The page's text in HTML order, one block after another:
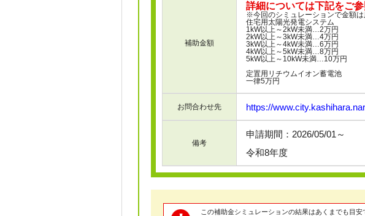
補助金額
詳細については下記をご参
※今回のシミュレーションで金額は
住宅用太陽光発電システム
1kW以上～2kW未満…2万円
2kW以上～3kW未満…4万円
3kW以上～4kW未満…6万円
4kW以上～5kW未満…8万円
5kW以上～10kW未満…10万円
定置用リチウムイオン蓄電池
一律5万円
お問合わせ先 https://
備考
申請期間：2026/05/01～
令和8年度
この補助金シミュレーションの結果はあくまでも目安